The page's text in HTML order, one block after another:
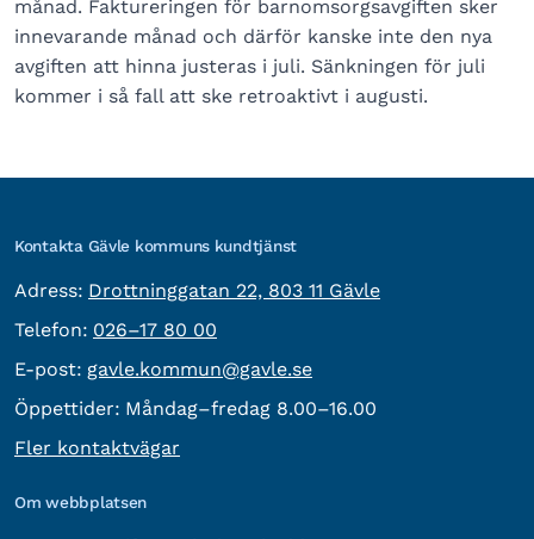
månad. Faktureringen för barnomsorgsavgiften sker
innevarande månad och därför kanske inte den nya
avgiften att hinna justeras i juli. Sänkningen för juli
kommer i så fall att ske retroaktivt i augusti.
Kontakta Gävle kommuns kundtjänst
Adress: besöksadress:
Drottninggatan 22, 803 11 Gävle
Telefon: Telefon:
026–17 80 00
E-post: E-post:
gavle.kommun@gavle.se
Öppettider: Måndag–fredag 8.00–16.00
Fler kontaktvägar
Om webbplatsen